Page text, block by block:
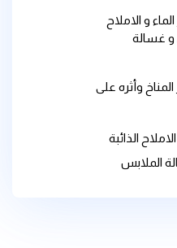
الماء و الاملاح
و غسالة
المناخ وأثره على
الذائبة
الملابس